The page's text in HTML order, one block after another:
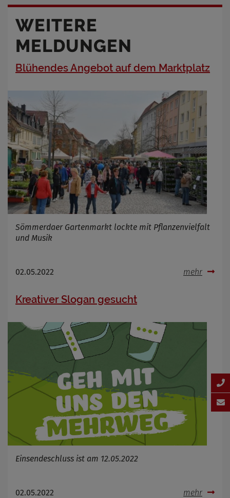
WEITERE
MELDUNGEN
Blühendes Angebot auf dem Marktplatz
Sömmerdaer Gartenmarkt lockte mit Pflanzenvielfalt
und Musik
02.05.2022 mehr
Kreativer Slogan gesucht
Einsendeschluss ist am 12.05.2022
02.05.2022 mehr